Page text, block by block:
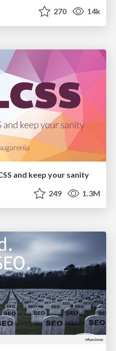
270 14k
and keep your sanity
249 1.3M